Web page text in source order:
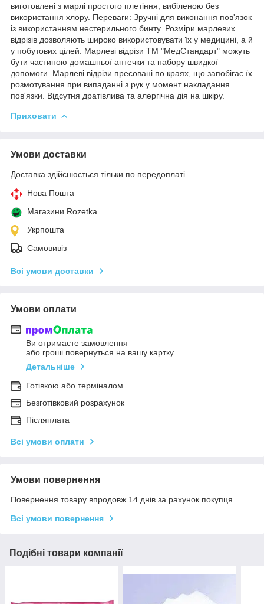
виготовлені з марлі простого плетіння, вибіленою без
використання хлору. Переваги: Зручні для виконання пов'язок
із використанням нестерильного бинту. Розміри марлевих
відрізів дозволяють широко використовувати їх у медицині, а й
у побутових цілей. Марлеві відрізи ТМ "МедСтандарт" можуть
бути частиною домашньої аптечки та набору швидкої
допомоги. Марлеві відрізи пресовані по краях, що запобігає їх
розмотування при випаданні з рук у момент накладання
пов'язки. Відсутня дратівлива та алергічна дія на шкіру.
Приховати
Умови доставки
Доставка здійснюється тільки по передоплаті.
Нова Пошта
Магазини Rozetka
Укрпошта
Самовивіз
Всі умови доставки
Умови оплати
Ви отримаєте замовлення
або гроші повернуться на вашу картку
Детальніше
Готівкою або терміналом
Безготівковий розрахунок
Післяплата
Всі умови оплати
Умови повернення
Повернення товару впродовж 14 днів за рахунок покупця
Всі умови повернення
Подібні товари компанії